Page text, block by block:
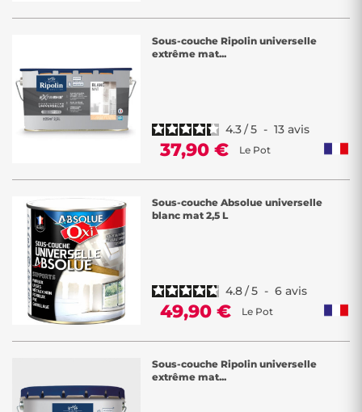
Sous-couche Ripolin universelle
extrême mat...
4.3/5 - 13 avis
37,90 € Le Pot
Sous-couche Absolue universelle
blanc mat 2,5 L
4.8/5 - 6 avis
49,90 € Le Pot
Sous-couche Ripolin universelle
extrême mat...